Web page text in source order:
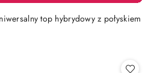
top hybrydowy z połyskiem